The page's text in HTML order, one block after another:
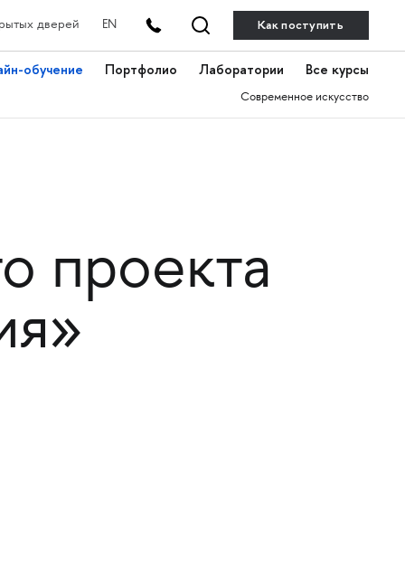
дверей EN Как поступить
обучение Портфолио Лаборатории Все курсы
Современное искусство
проекта